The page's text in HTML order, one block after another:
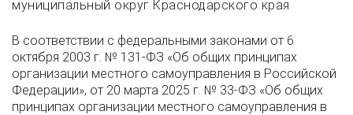
муниципальный округ Краснодарского края
В соответствии с федеральными законами от 6
октября 2003 г. № 131-ФЗ «Об общих принципах
организации местного самоуправления в Российской
Федерации», от 20 марта 2025 г. № 33-ФЗ «Об общих
принципах организации местного самоуправления в